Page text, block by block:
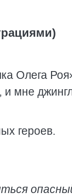
Олега
мне
героев.